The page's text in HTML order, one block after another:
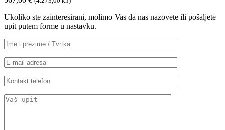
Ukoliko ste zainteresirani, molimo Vas da nas nazovete ili pošaljete
upit putem forme u nastavku.